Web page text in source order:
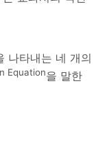
나타내는 네 개의
Equation을 말한